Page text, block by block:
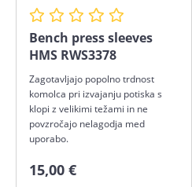
Bench press sleeves
HMS RWS3378
Zagotavljajo popolno trdnost
komolca pri izvajanju potiska s
klopi z velikimi težami in ne
povzročajo nelagodja med
uporabo.
15,00 €